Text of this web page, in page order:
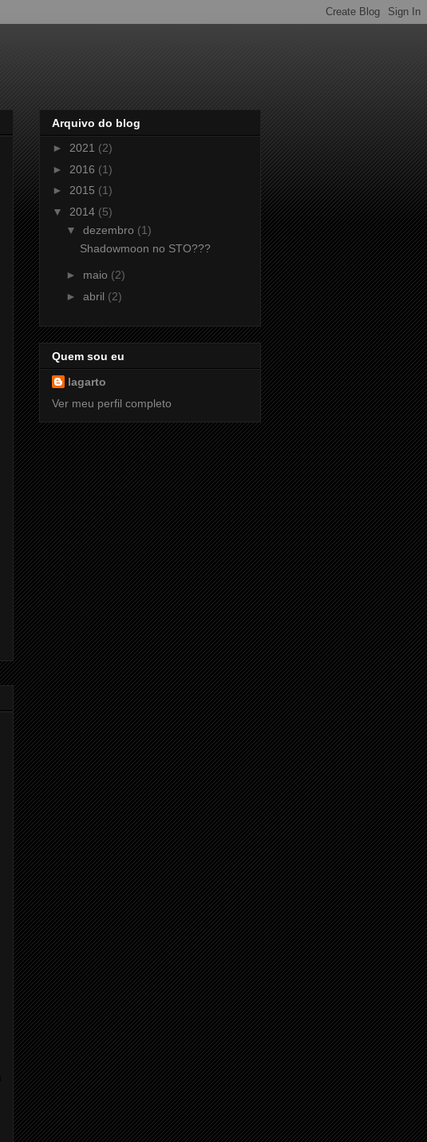
Arquivo do blog
► 2021 (2)
► 2016 (1)
► 2015 (1)
▼ 2014 (5)
▼ dezembro (1)
Shadowmoon no STO???
► maio (2)
► abril (2)
Quem sou eu
lagarto
Ver meu perfil completo